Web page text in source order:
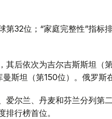
第32位；“家庭完整性”指标
其后依次为吉尔吉斯斯坦（
斯坦（第150位）。俄罗斯
爱尔兰、丹麦和芬兰分列第
行榜首位。